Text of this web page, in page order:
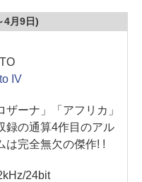
4月9日)
IV
ザーナ」「アフリカ」
録の通算4作目のアル
は完全無欠の傑作! !
24bit